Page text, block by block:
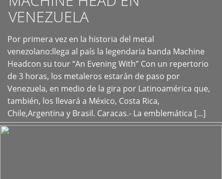
VENEZUELA
Por primera vez en la historia del metal
venezolano:llega al país la legendaria banda Machine
Headcon su tour “An Evening With” Con un repertorio
de 3 horas, los metaleros estarán de paso por
Venezuela, en medio de la gira por Latinoamérica que,
también, los llevará a México, Costa Rica,
Chile,Argentina y Brasil. Caracas.- La emblemática […]
+